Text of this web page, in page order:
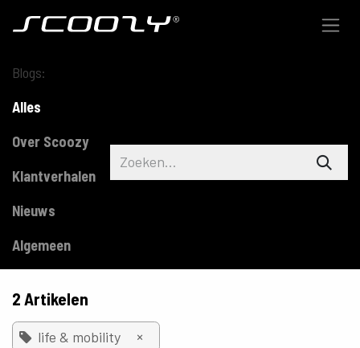
Blogs:
Alles
Over Scoozy
Klantverhalen
Nieuws
Algemeen
2 Artikelen
life & mobility ×